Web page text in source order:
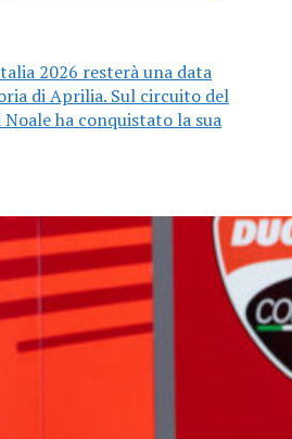
2026 resterà una data
di Aprilia. Sul circuito del
ha conquistato la sua